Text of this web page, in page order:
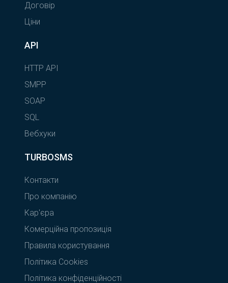
Договір
Ціни
API
HTTP API
SMPP
SOAP
SQL
Вебхуки
TURBOSMS
Контакти
Про компанію
Кар'єра
Комерційна пропозиція
Правила користування
Політика Cookies
Політика конфіденційності